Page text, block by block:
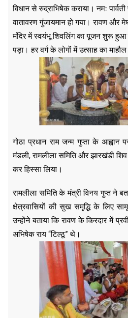
विधान से रुद्राभिषेक कराया। नमः
वातावरण गुंजायमान हो गया। रावण और
मंदिर में स्वयंभू शिवलिंग का पूजन शुरू
पड़ा। हर वर्ग के लोगों में उत्साह का
गोठा प्रधान राम जन्म गुप्ता के आह्वान
मंडली, रामलीला समिति और झारखंडी
कर हिस्सा लिया।
रामलीला समिति के मंत्री विनय गुप्त ने
क्षेत्रवासियों की सुख समृद्धि के लिए
उन्होंने बताया कि रावण के किरदार में
अभिषेक राय “टिल्ठू” थे।